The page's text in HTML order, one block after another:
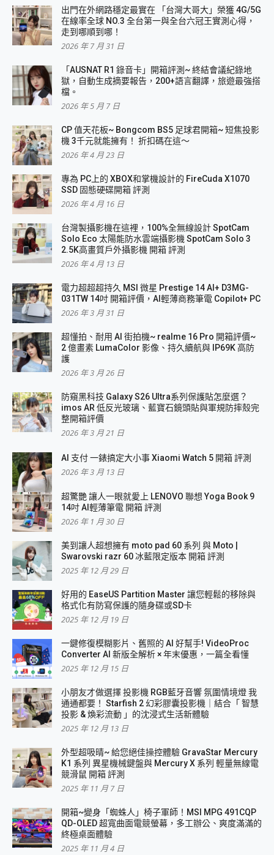
出門在外網路穩定最實在 「台灣大哥大」榮獲 4G/5G
在線率全球 NO.3 全台第一與全台六冠王實測心得，
走到哪順到哪！
2026 年 7 月 31 日
「AUSNAT R1 錄音卡」開箱評測~ 終結會議紀錄地
獄，自動生成摘要報告，200+語言翻譯，旅遊最強搭
檔。
2026 年 5 月 7 日
CP 值天花板~ Bongcom BS5 足球君開箱~ 短焦投影
機 3千元就能擁有！ 折扣碼在這～
2026 年 4 月 23 日
專為 PC上的 XBOX和掌機設計的 FireCuda X1070
SSD 固態硬碟開箱 評測
2026 年 4 月 16 日
台灣製攝影機在這裡，100%全無線設計 SpotCam
Solo Eco 太陽能防水雲端攝影機 SpotCam Solo 3
2.5K高畫質戶外攝影機 開箱 評測
2026 年 4 月 13 日
電力超超超持久 MSI 微星 Prestige 14 AI+ D3MG-
031TW 14吋 開箱評價，AI輕薄商務筆電 Copilot+ PC
2026 年 3 月 31 日
超懂拍、耐用 AI 街拍機~ realme 16 Pro 開箱評價~
2 億畫素 LumaColor 影像、持久續航與 IP69K 高防
護
2026 年 3 月 26 日
防窺黑科技 Galaxy S26 Ultra系列保護貼怎麼選？
imos AR 低反光玻璃、藍寶石鏡頭貼與軍規防摔殼完
整開箱評價
2026 年 3 月 21 日
AI 支付 一錶搞定大小事 Xiaomi Watch 5 開箱 評測
2026 年 3 月 13 日
超驚艷 讓人一眼就愛上 LENOVO 聯想 Yoga Book 9
14吋 AI輕薄筆電 開箱 評測
2026 年 1 月 30 日
美到讓人超想擁有 moto pad 60 系列 與 Moto |
Swarovski razr 60 冰藍限定版本 開箱 評測
2025 年 12 月 29 日
好用的 EaseUS Partition Master 讓您輕鬆的移除與
格式化有防寫保護的隨身碟或SD卡
2025 年 12 月 19 日
一鍵修復模糊影片、舊照的 AI 好幫手! VideoProc
Converter AI 新版全解析 × 年末優惠，一篇全看懂
2025 年 12 月 15 日
小朋友才做選擇 投影機 RGB藍牙音響 氛圍情境燈 我
通通都要！ Starfish 2 幻彩膠囊投影機｜結合「 智慧
投影 & 煥彩流動 」的沈浸式生活新體驗
2025 年 12 月 13 日
外型超吸晴~ 給您絕佳操控體驗 GravaStar Mercury
K1 系列 異星機械鍵盤與 Mercury X 系列 輕量無線電
競滑鼠 開箱 評測
2025 年 11 月 7 日
開箱~變身「蜘蛛人」椅子軍師！MSI MPG 491CQP
QD-OLED 超寬曲面電競螢幕，多工辦公、爽度滿滿的
終極桌面體驗
2025 年 11 月 4 日